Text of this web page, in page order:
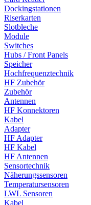
Dockingstationen
Riserkarten
Slotbleche
Module
Switches
Hubs / Front Panels
Speicher
Hochfrequenztechnik
HF Zubehör
Zubehör
Antennen
HF Konnektoren
Kabel
Adapter
HF Adapter
HF Kabel
HF Antennen
Sensortechnik
Näherungssensoren
Temperatursensoren
LWL Sensoren
Kabel